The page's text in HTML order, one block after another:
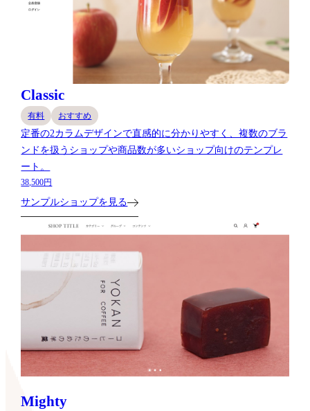
Classic
有料 おすすめ
定番の2カラムデザインで直感的に分かりやすく、複数のブラ
ンドを扱うショップや商品数が多いショップ向けのテンプレ
ート。
38,500円
サンプルショップを見る
Mighty